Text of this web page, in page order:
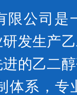
限公司是
发生产
的乙二
体系，